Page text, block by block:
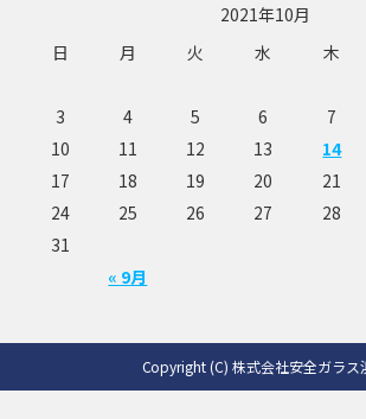
2021年10月
日
月 火 水 木
« 9月
3
4 5 6 7
10
11 12 13 14
17
18 19 20 21
24
25 26 27 28
31
Copyright (C) 株式会社安全ガラス